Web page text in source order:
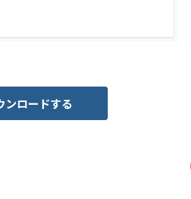
ンロードする